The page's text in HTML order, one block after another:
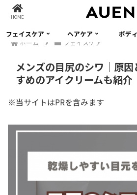
フェイスケア ヘアケア ボデ
ホーム
フェイスケア
メンズの目尻のシワ｜原
すめのアイクリームも紹介
※当サイトはPRを含みます
HOME